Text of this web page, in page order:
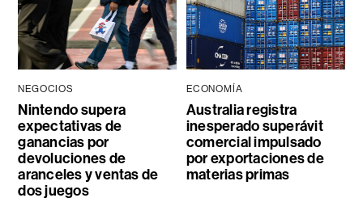
NEGOCIOS
Nintendo supera
expectativas de
ganancias por
devoluciones de
aranceles y ventas de
dos juegos
ECONOMÍA
Australia registra
inesperado superávit
comercial impulsado
por exportaciones de
materias primas